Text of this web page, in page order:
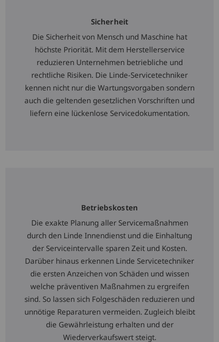
Sicherheit
Die Sicherheit von Mensch und Maschine hat
höchste Priorität. Mit dem Herstellerservice
reduzieren Unternehmen betriebliche und
rechtliche Risiken. Die Linde-Servicetechniker
kennen nicht nur die Wartungsvorgaben sondern
auch die geltenden gesetzlichen Vorschriften und
liefern eine lückenlose Servicedokumentation.
Betriebskosten
Die exakte Planung aller Servicemaßnahmen
durch den Linde Innendienst und die Einhaltung
der Serviceintervalle sparen Zeit und Kosten.
Darüber hinaus erkennen Linde Servicetechniker
die ersten Anzeichen von Schäden und wissen
welche präventiven Maßnahmen zu ergreifen
sind. So lassen sich Folgeschäden reduzieren und
unnötige Reparaturen vermeiden. Zugleich bleibt
die Gewährleistung erhalten und der
Wiederverkaufswert steigt.